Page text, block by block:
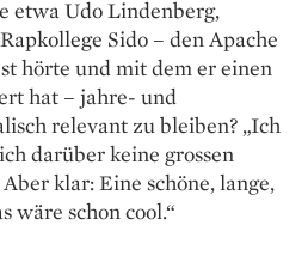
etwa Udo Lindenberg,
Sido – den Apache
hörte und mit dem er einen
hat – jahre- und
relevant zu bleiben? „Ich
darüber keine grossen
klar: Eine schöne, lange,
wäre schon cool.“